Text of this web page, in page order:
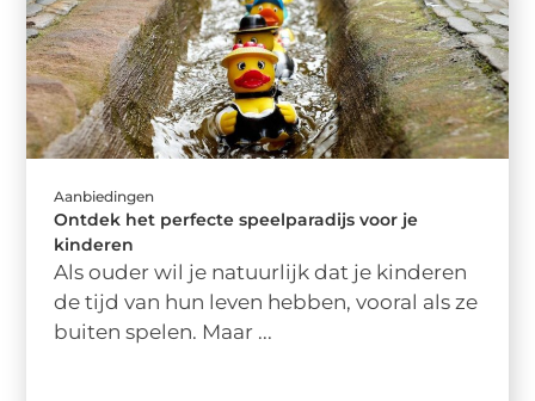
Aanbiedingen
Ontdek het perfecte speelparadijs voor je
kinderen
Als ouder wil je natuurlijk dat je kinderen
de tijd van hun leven hebben, vooral als ze
buiten spelen. Maar ...